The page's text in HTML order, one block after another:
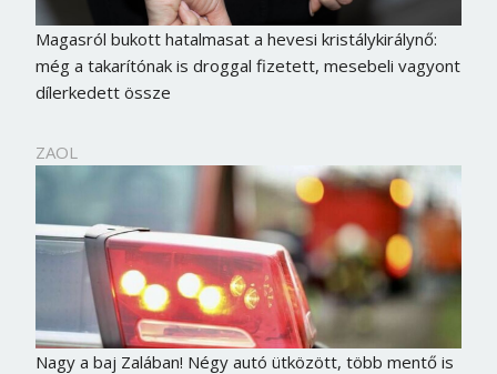
Magasról bukott hatalmasat a hevesi kristálykirálynő:
még a takarítónak is droggal fizetett, mesebeli vagyont
dílerkedett össze
ZAOL
Nagy a baj Zalában! Négy autó ütközött, több mentő is